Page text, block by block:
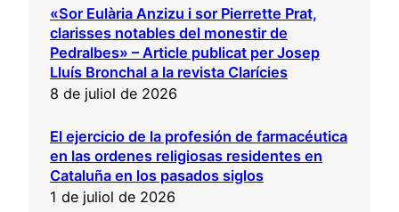
«Sor Eulària Anzizu i sor Pierrette Prat,
clarisses notables del monestir de
Pedralbes» – Article publicat per Josep
Lluís Bronchal a la revista Clarícies
8 de juliol de 2026
El ejercicio de la profesión de farmacéutica
en las ordenes religiosas residentes en
Cataluña en los pasados siglos
1 de juliol de 2026